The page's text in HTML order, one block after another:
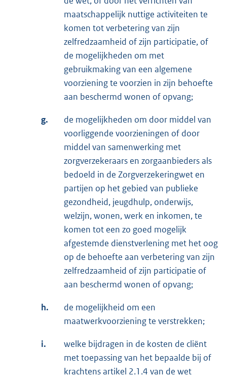
maatschappelijk nuttige activiteiten te
komen tot verbetering van zijn
zelfredzaamheid of zijn participatie, of
de mogelijkheden om met
gebruikmaking van een algemene
voorziening te voorzien in zijn behoefte
aan beschermd wonen of opvang;
g.
de mogelijkheden om door middel van
voorliggende voorzieningen of door
middel van samenwerking met
zorgverzekeraars en zorgaanbieders als
bedoeld in de Zorgverzekeringwet en
partijen op het gebied van publieke
gezondheid, jeugdhulp, onderwijs,
welzijn, wonen, werk en inkomen, te
komen tot een zo goed mogelijk
afgestemde dienstverlening met het oog
op de behoefte aan verbetering van zijn
zelfredzaamheid of zijn participatie of
aan beschermd wonen of opvang;
h.
de mogelijkheid om een
maatwerkvoorziening te verstrekken;
i.
welke bijdragen in de kosten de cliënt
met toepassing van het bepaalde bij of
krachtens artikel 2.1.4 van de wet